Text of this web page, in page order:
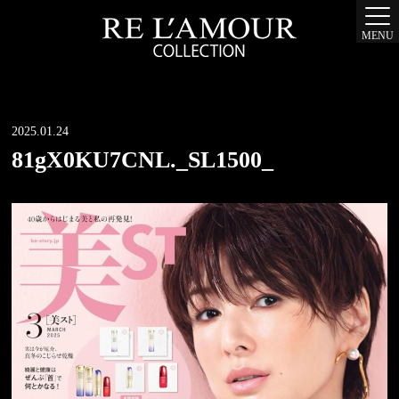
MENU
2025.01.24
81gX0KU7CNL._SL1500_